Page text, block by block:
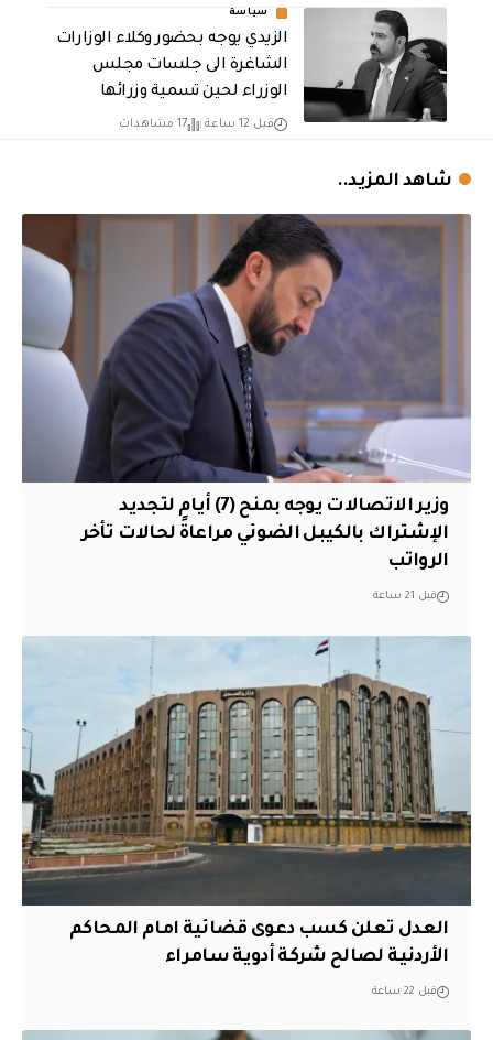
سياسة
الزيدي يوجه بحضور وكلاء الوزارات
الشاغرة الى جلسات مجلس
الوزراء لحين تسمية وزرائها
قبل 12 ساعة 17 مشاهدات
شاهد المزيد..
وزير الاتصالات يوجه بمنح (7) أيام لتجديد
الإشتراك بالكيبل الضوئي مراعاةً لحالات تأخر
الرواتب
قبل 21 ساعة
العدل تعلن كسب دعوى قضائية امام المحاكم
الأردنية لصالح شركة أدوية سامراء
قبل 22 ساعة